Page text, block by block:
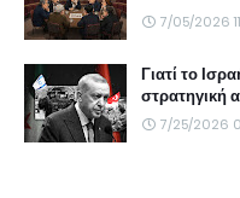
7/05/2026
Γιατί το
στρατηγική
7/25/2026